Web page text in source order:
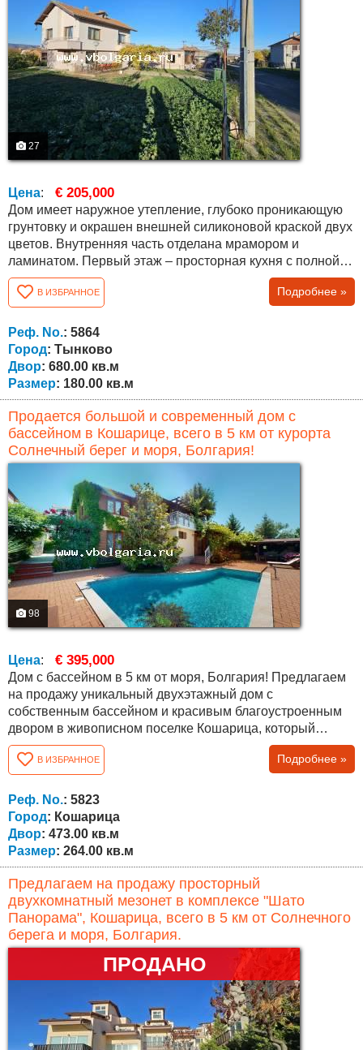
27
Цена: € 205,000
Дом имеет наружное утепление, глубоко проникающую
грунтовку и окрашен внешней силиконовой краской двух
цветов. Внутренняя часть отделана мрамором и
ламинатом. Первый этаж – просторная кухня с полной
меблировкой, большая полностью меблированная
гостиная, ванная комната и туалет с ванной и кладовой.
Красивые межкомнатные двери в цвете золотистого
дуба, с гарантией 5 лет. Немецкие оконные рамы фирмы
«Rehau» цвета ореха с...
В ИЗБРАННОЕ Подробнее »
Реф. No.: 5864
Город: Тынково
Двор: 680.00 кв.м
Размер: 180.00 кв.м
Продается большой и современный дом с
бассейном в Кошарице, всего в 5 км от курорта
Солнечный берег и моря, Болгария!
98
Цена: € 395,000
Дом с бассейном в 5 км от моря, Болгария! Предлагаем
на продажу уникальный двухэтажный дом с
собственным бассейном и красивым благоустроенным
двором в живописном поселке Кошарица, который
находится всего в 5 минутах езды на машине от
морского курорта Солнечный берег и с. Кошарица,
Святой Влас. Климат уникальный – сочетание свежего
морского и горного воздуха. В поселке отличная
инфраструктура - школа, детский сад, церковь,...
В ИЗБРАННОЕ Подробнее »
Реф. No.: 5823
Город: Кошарица
Двор: 473.00 кв.м
Размер: 264.00 кв.м
Предлагаем на продажу просторный
двухкомнатный мезонет в комплексе "Шато
Панорама", Кошарица, всего в 5 км от Солнечного
берега и моря, Болгария.
ПРОДАНО